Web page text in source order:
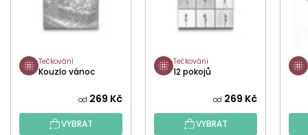
Tečkování
Kouzlo vánoc
od 269 Kč
VYBRAT
Tečkování
12 pokojů
od 269 Kč
VYBRAT